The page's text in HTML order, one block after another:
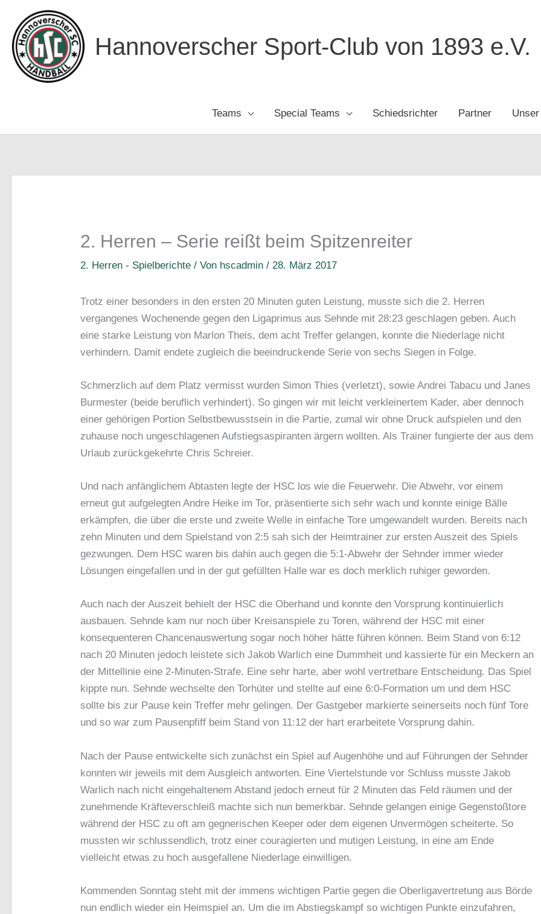
Inhalt
springen
Hannoverscher Sport-Club von 1893 e.V.
Teams Special Teams Schiedsrichter Partner
2. Herren – Serie reißt beim Spitzenreiter
2. Herren - Spielberichte / Von hscadmin/ 28. März 2017
Trotz einer besonders in den ersten 20 Minuten guten Leistung, musste sich die 2. Herren
vergangenes Wochenende gegen den Ligaprimus aus Sehnde mit 28:23 geschlagen geben. Auch
eine starke Leistung von Marlon Theis, dem acht Treffer gelangen, konnte die Niederlage nicht
verhindern. Damit endete zugleich die beeindruckende Serie von sechs Siegen in Folge.
Schmerzlich auf dem Platz vermisst wurden Simon Thies (verletzt), sowie Andrei Tabacu und Janes
Burmester (beide beruflich verhindert). So gingen wir mit leicht verkleinertem Kader, aber dennoch
einer gehörigen Portion Selbstbewusstsein in die Partie, zumal wir ohne Druck aufspielen und den
zuhause noch ungeschlagenen Aufstiegsaspiranten ärgern wollten. Als Trainer fungierte der aus dem
Urlaub zurückgekehrte Chris Schreier.
Und nach anfänglichem Abtasten legte der HSC los wie die Feuerwehr. Die Abwehr, vor einem
erneut gut aufgelegten Andre Heike im Tor, präsentierte sich sehr wach und konnte einige Bälle
erkämpfen, die über die erste und zweite Welle in einfache Tore umgewandelt wurden. Bereits nach
zehn Minuten und dem Spielstand von 2:5 sah sich der Heimtrainer zur ersten Auszeit des Spiels
gezwungen. Dem HSC waren bis dahin auch gegen die 5:1-Abwehr der Sehnder immer wieder
Lösungen eingefallen und in der gut gefüllten Halle war es doch merklich ruhiger geworden.
Auch nach der Auszeit behielt der HSC die Oberhand und konnte den Vorsprung kontinuierlich
ausbauen. Sehnde kam nur noch über Kreisanspiele zu Toren, während der HSC mit einer
konsequenteren Chancenauswertung sogar noch höher hätte führen können. Beim Stand von 6:12
nach 20 Minuten jedoch leistete sich Jakob Warlich eine Dummheit und kassierte für ein Meckern an
der Mittellinie eine 2-Minuten-Strafe. Eine sehr harte, aber wohl vertretbare Entscheidung. Das Spiel
kippte nun. Sehnde wechselte den Torhüter und stellte auf eine 6:0-Formation um und dem HSC
sollte bis zur Pause kein Treffer mehr gelingen. Der Gastgeber markierte seinerseits noch fünf Tore
und so war zum Pausenpfiff beim Stand von 11:12 der hart erarbeitete Vorsprung dahin.
Nach der Pause entwickelte sich zunächst ein Spiel auf Augenhöhe und auf Führungen der Sehnder
konnten wir jeweils mit dem Ausgleich antworten. Eine Viertelstunde vor Schluss musste Jakob
Warlich nach nicht eingehaltenem Abstand jedoch erneut für 2 Minuten das Feld räumen und der
zunehmende Kräfteverschleiß machte sich nun bemerkbar. Sehnde gelangen einige Gegenstoßtore
während der HSC zu oft am gegnerischen Keeper oder dem eigenen Unvermögen scheiterte. So
mussten wir schlussendlich, trotz einer couragierten und mutigen Leistung, in eine am Ende
vielleicht etwas zu hoch ausgefallene Niederlage einwilligen.
Kommenden Sonntag steht mit der immens wichtigen Partie gegen die Oberligavertretung aus Börde
nun endlich wieder ein Heimspiel an. Um die im Abstiegskampf so wichtigen Punkte einzufahren,